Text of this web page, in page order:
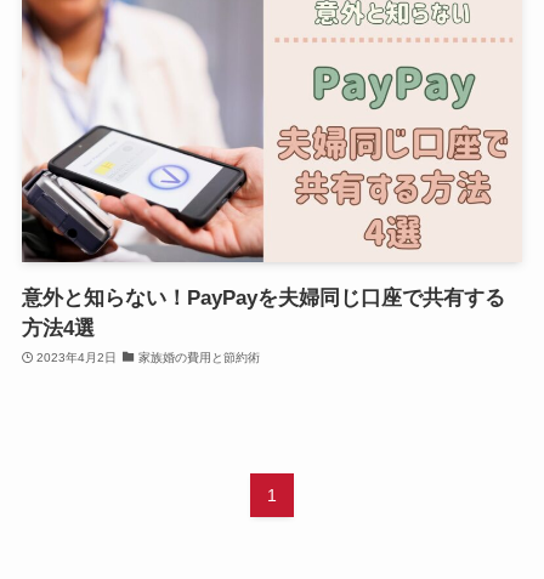
意外と知らない！PayPayを夫婦同じ口座で共有する
方法4選
2023年4月2日 家族婚の費用と節約術
1